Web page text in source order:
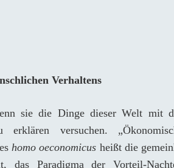
Verhaltens
sie die Dinge dieser Welt mit
versuchen.
homo oeconomicus heißt die
das Paradigma der Vorteil-